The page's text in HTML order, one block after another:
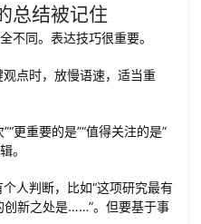
总结被记住
不同。表达技巧很重要。
观点时，放慢语速，适当重
”“更重要的是”“值得关注的是”
。
人判断，比如“这项研究最有
新之处是……”。但要基于事